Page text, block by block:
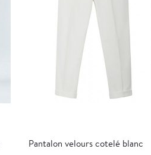
Pantalon velours cotelé blanc